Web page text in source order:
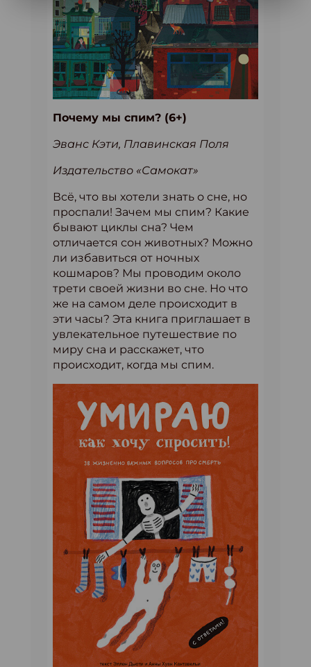
Почему мы спим? (6+)
Эванс Кэти, Плавинская Поля
Издательство «Самокат»
Всё, что вы хотели знать о сне, но
проспали! Зачем мы спим? Какие
бывают циклы сна? Чем
отличается сон животных? Можно
ли избавиться от ночных
кошмаров? Мы проводим около
трети своей жизни во сне. Но что
же на самом деле происходит в
эти часы? Эта книга приглашает в
увлекательное путешествие по
миру сна и расскажет, что
происходит, когда мы спим.